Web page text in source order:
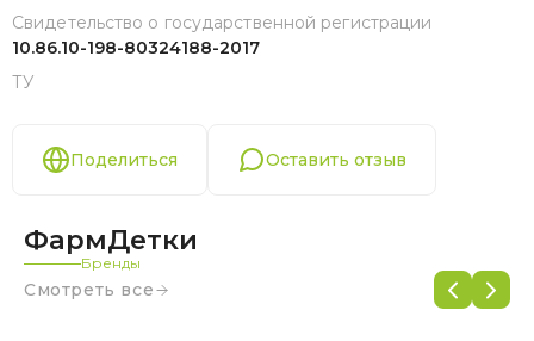
Свидетельство о государственной регистрации
10.86.10-198-80324188-2017
ТУ
Поделиться Оставить отзыв
ФармДетки
Бренды
Смотреть все